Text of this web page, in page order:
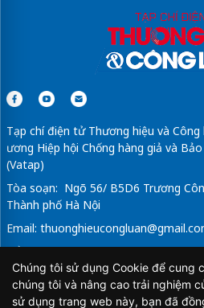
Tạp chí điện tử Thương hiệu và
ương Hiệp hội Chống hàng giả và
(Vatap)
Tòa soạn: Ngõ 56/ B5D6 Trương
Thành phố Hà Nội
Email:
Tổng Biên Tập: Vũ Đức Thuận
Giấy phép hoạt động báo chí điện tử
Thông tin và Truyền thông cấp ngày
Chúng tôi sử dụng Cookie để cung
chúng tôi và nâng cao trải nghiệm
sử dụng trang web này, bạn đã